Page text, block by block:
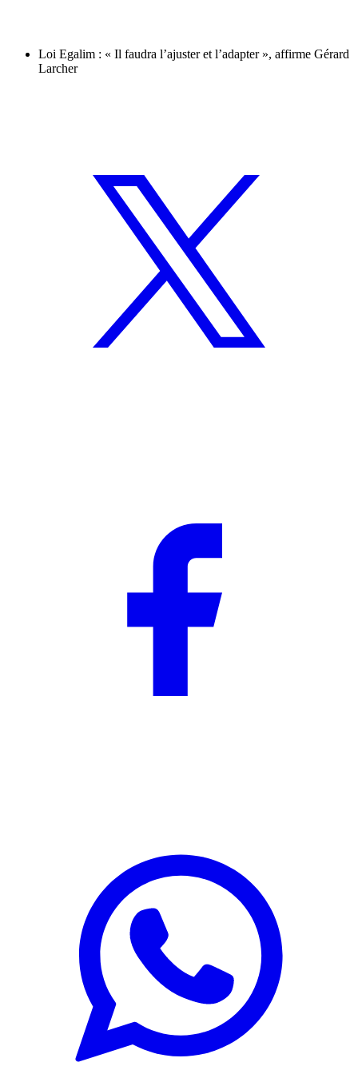
Loi Egalim : « Il faudra l’ajuster et l’adapter », affirme Gérard
Larcher